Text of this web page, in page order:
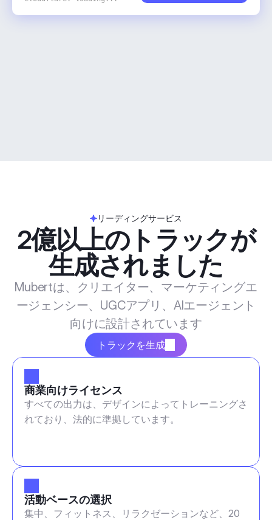
リーディングサービス
2億以上のトラックが
生成されました
Mubertは、クリエイター、マーケティングエ
ージェンシー、UGCアプリ、AIエージェント
向けに設計されています
トラックを生成
商業向けライセンス
すべての出力は、デザインによってトレーニングさ
れており、法的に準拠しています。
活動ベースの選択
集中、フィットネス、リラクゼーションなど、20